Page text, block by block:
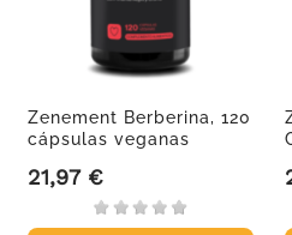
Zenement Berberina, 120
cápsulas veganas
Precio
21,97 €